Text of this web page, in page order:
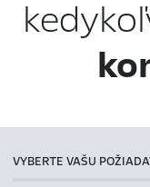
VYBERTE VAŠU